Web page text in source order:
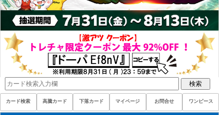
検索
カード検索 高騰カード 下落カード マイページ お問合せ ワンピース